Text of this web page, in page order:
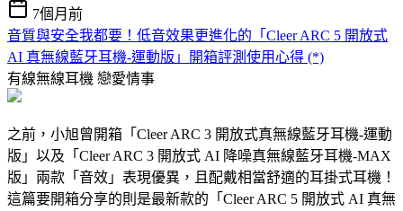
7個月前
音質與安全我都要！低音效果更進化的「Cleer ARC 5 開放式
AI 真無線藍牙耳機-運動版」開箱評測使用心得 (*)
有線無線耳機 戀愛情事
之前，小旭曾開箱「Cleer ARC 3 開放式真無線藍牙耳機-運動
版」以及「Cleer ARC 3 開放式 AI 降噪真無線藍牙耳機-MAX
版」兩款「音效」表現優異，且配戴相當舒適的耳掛式耳機！
這篇要開箱分享的則是最新款的「Cleer ARC 5 開放式 AI 真無